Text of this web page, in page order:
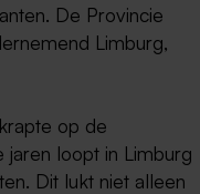
De Provincie
Limburg,
op de
loopt in Limburg
Dit lukt niet alleen